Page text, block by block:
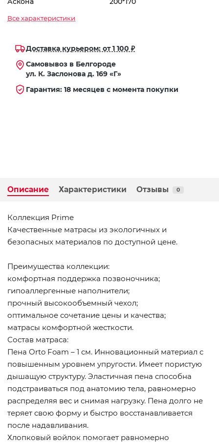
Все характеристики
Доставка курьером: от 1 100 ₽
Самовывоз в Белгороде
ул. К. Заслонова д. 169 «Г»
Гарантия: 18 месяцев с момента покупки
Описание Характеристики Отзывы 0
Коллекция Prime
Качественные матрасы из экологичных и
безопасных материалов по доступной цене.
Преимущества коллекции:
комфортная поддержка позвоночника;
гипоаллергенные наполнители;
прочный высокообъемный чехол;
оптимальное сочетание цены и качества;
матрасы комфортной жесткости.
Состав матраса:
Пена Orto Foam – 1 см. Инновационный материал с
повышенным уровнем упругости. Имеет пористую
дышащую структуру. Эластичная пена способна
подстраиваться под анатомию тела, равномерно
распределяя вес и снимая нагрузку. Пена долго не
теряет свою форму и быстро восстанавливается
после надавливания.
Хлопковый войлок помогает равномерно